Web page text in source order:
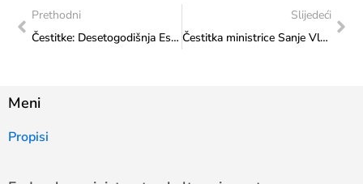
Prethodni
Čestitke: Desetogodišnja Esma Dizić oborila tri državna rekorda od kojih i jedan Lane Pudar
Slijedeći
Čestitka ministrice Sanje Vlaisaljević Judo klubu „Herceg“
Meni
Propisi